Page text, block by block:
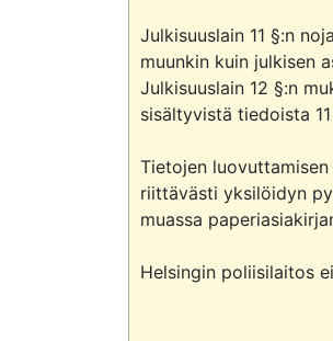
Julkisuuslain 11 §:n
muunkin kuin julkisen
Julkisuuslain 12 §:n
sisältyvistä tiedoista
Tietojen
riittävästi yksilöidyn
muassa
Helsingin poliisilaitos